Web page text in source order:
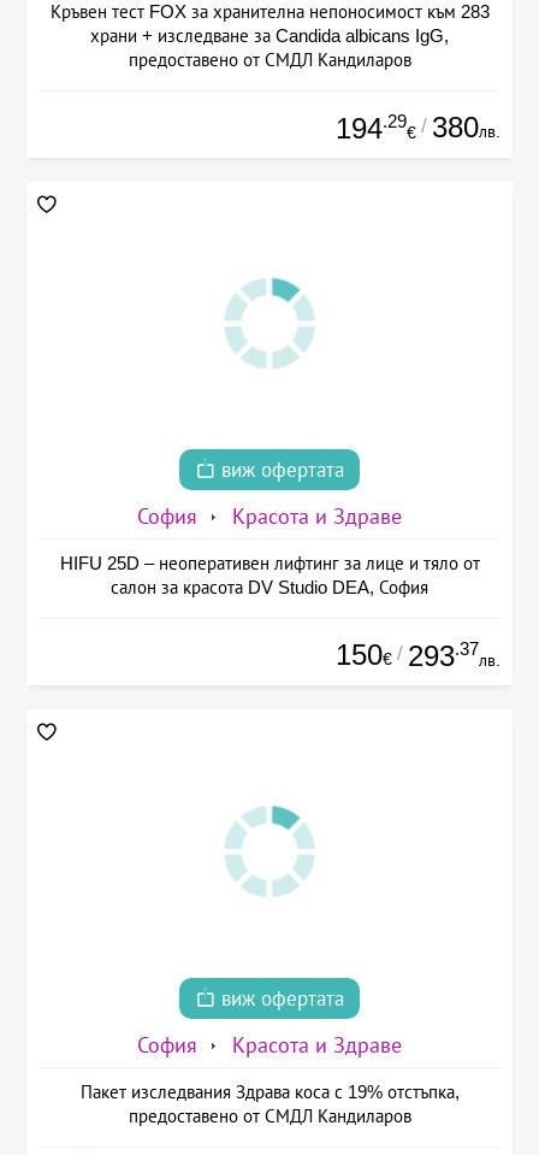
Кръвен тест FOX за хранителна непоносимост към 283
храни + изследване за Candida albicans IgG,
предоставено от СМДЛ Кандиларов
194.29
€ / 380лв.
виж офертата
София Красота и Здраве
HIFU 25D – неоперативен лифтинг за лице и тяло от
салон за красота DV Studio DEA, София
150€ / 293.37
лв.
виж офертата
София Красота и Здраве
Пакет изследвания Здрава коса с 19% отстъпка,
предоставено от СМДЛ Кандиларов